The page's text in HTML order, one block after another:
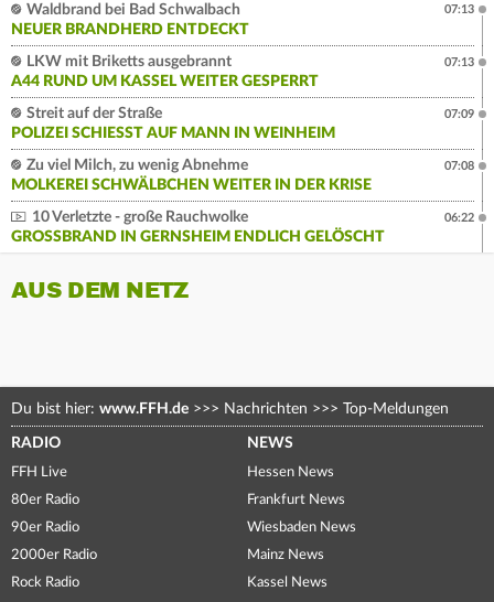
Waldbrand bei Bad Schwalbach
NEUER BRANDHERD ENTDECKT
07:13
LKW mit Briketts ausgebrannt
A44 RUND UM KASSEL WEITER GESPERRT
07:13
Streit auf der Straße
POLIZEI SCHIESST AUF MANN IN WEINHEIM
07:09
Zu viel Milch, zu wenig Abnehme
MOLKEREI SCHWÄLBCHEN WEITER IN DER KRISE
07:08
10 Verletzte - große Rauchwolke
GROSSBRAND IN GERNSHEIM ENDLICH GELÖSCHT
06:22
AUS DEM NETZ
Du bist hier: www.FFH.de >>> Nachrichten >>> Top-Meldungen
RADIO
FFH Live
80er Radio
90er Radio
2000er Radio
Rock Radio
NEWS
Hessen News
Frankfurt News
Wiesbaden News
Mainz News
Kassel News